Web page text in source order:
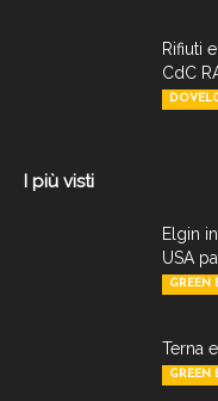
Rifiuti
CdC
I più visti
Elgin
USA
GREEN
Terna
GREEN